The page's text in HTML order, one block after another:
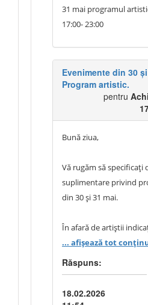
„Codrenii” din Călărași;
Fuego; Costi Burlacu și
Cuciuc / Cojocărescu –
populară România;
responsabil pentru
estimativă a acestuia.
Vă mulțumim.
31 mai programul
17:00- 23:00
Evenimente din 30
Program artistic.
pentru
Bună ziua,
Vă rugăm să specificați
suplimentare privind
din 30 și 31 mai.
În afară de artiștii
sarcini, vor participa și
artistice? De exemplu,
din centre de creație
... afișează tot
Răspuns:
18.02.2026